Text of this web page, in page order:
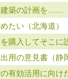
築の計画を……
たい（北海道）
購入してそこに
用の意見書（静
有効活用に向け